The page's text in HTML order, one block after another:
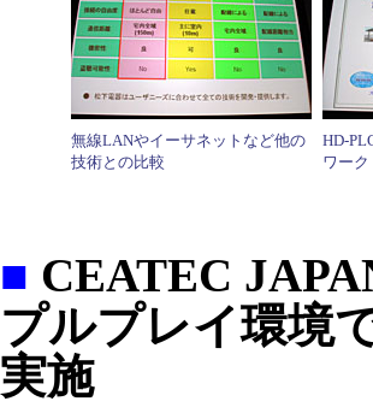
無線LANやイーサネットなど他の
技術との比較
HD-
ワー
■ CEATEC
プルプレイ環境
実施